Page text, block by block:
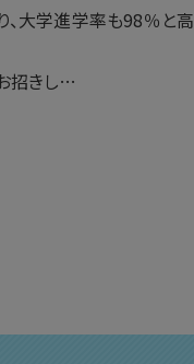
、大学進学率も98％と高
招きし…